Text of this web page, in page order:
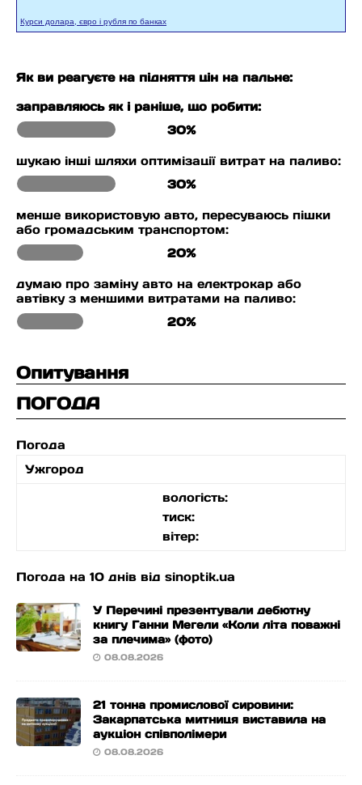
Курси долара, євро і рубля по банках
Як ви реагуєте на підняття цін на пальне:
заправляюсь як і раніше, що робити:
30%
шукаю інші шляхи оптимізації витрат на паливо:
30%
менше використовую авто, пересуваюсь пішки
або громадським транспортом:
20%
думаю про заміну авто на електрокар або
автівку з меншими витратами на паливо:
20%
Опитування
ПОГОДА
Погода
Ужгород
вологість:
тиск:
вітер:
Погода на 10 днів від sinoptik.ua
У Перечині презентували дебютну
книгу Ганни Мегели «Коли літа поважні
за плечима» (фото)
08.08.2026
21 тонна промислової сировини:
Закарпатська митниця виставила на
аукціон співполімери
08.08.2026